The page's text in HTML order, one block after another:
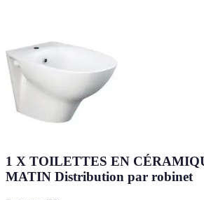
1 X TOILETTES EN
MATIN Distribution par robinet